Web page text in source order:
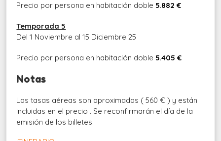
Precio por persona en habitación doble 5.882 €
Temporada 5
Del 1 Noviembre al 15 Diciembre 25
Precio por persona en habitación doble 5.405 €
Notas
Las tasas aéreas son aproximadas ( 560 € ) y están
incluidas en el precio . Se reconfirmarán el día de la
emisión de los billetes.